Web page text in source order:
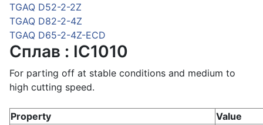
TGAQ D52-2-2Z
TGAQ D82-2-4Z
TGAQ D65-2-4Z-ECD
Сплав : IC1010
For parting off at stable conditions and medium to
high cutting speed.
Property
Value